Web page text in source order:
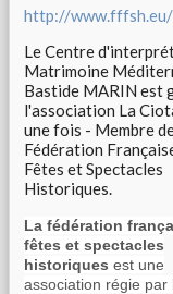
http://www.fffsh.eu/
Le Centre
Matrimoine
Bastide MARIN est
l'association La
une fois - Membre
Fédération
Fêtes et Spectacles
Historiques.
La fédération
fêtes et spectacles
historiques est une
association régie par